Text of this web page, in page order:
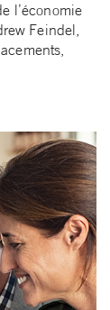
l’économie
Feindel,